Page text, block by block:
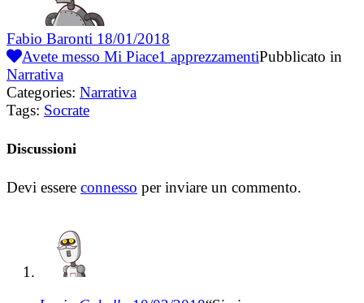
Fabio Baronti 18/01/2018
Avete messo Mi Piace1 apprezzamentiPubblicato in
Narrativa
Categories: Narrativa
Tags: Socrate
Discussioni
Devi essere connesso per inviare un commento.